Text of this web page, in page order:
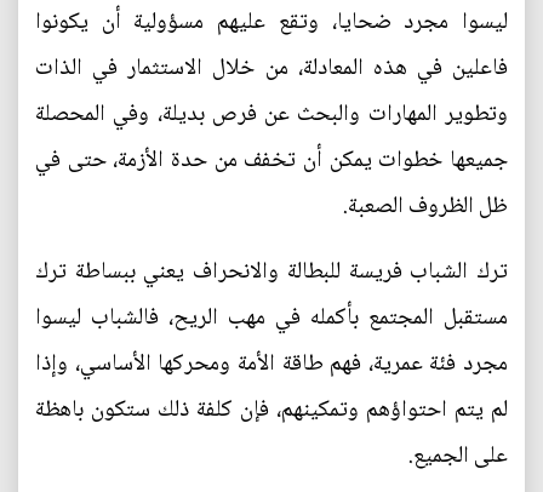
ليسوا مجرد ضحايا، وتقع عليهم مسؤولية أن يكونوا
فاعلين في هذه المعادلة، من خلال الاستثمار في الذات
وتطوير المهارات والبحث عن فرص بديلة، وفي المحصلة
جميعها خطوات يمكن أن تخفف من حدة الأزمة، حتى في
ظل الظروف الصعبة.
ترك الشباب فريسة للبطالة والانحراف يعني ببساطة ترك
مستقبل المجتمع بأكمله في مهب الريح، فالشباب ليسوا
مجرد فئة عمرية، فهم طاقة الأمة ومحركها الأساسي، وإذا
لم يتم احتواؤهم وتمكينهم، فإن كلفة ذلك ستكون باهظة
على الجميع.